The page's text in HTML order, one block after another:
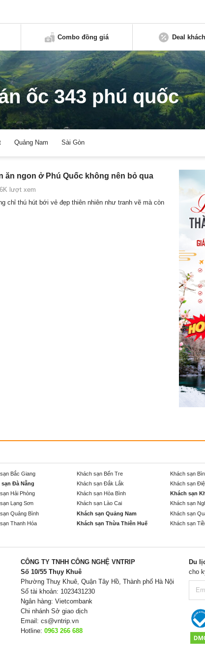
Combo đồng giá Deal
ốc 343 phú quốc
Quảng Nam Sài Gòn
ăn ngon ở Phú Quốc không nên bỏ qua
lượt xem
chỉ thú hút bới vẻ đẹp thiên nhiên như tranh vẽ mà còn
Bắc Giang Khách sạn Bến Tre Khách sạn
sạn Đà Nẵng Khách sạn Đắk Lắk Khách sạn
Hải Phòng Khách sạn Hòa Bình Khách sạn
Lạng Sơn Khách sạn Lào Cai Khách sạn
Quảng Bình Khách sạn Quảng Nam Khách sạn
Thanh Hóa Khách sạn Thừa Thiên Huế Khách sạn
CÔNG TY TNHH CÔNG NGHỆ VNTRIP
Số 10/55 Thụy Khuê
Phường Thuỵ Khuê, Quận Tây Hồ, Thành phố Hà Nội
Số tài khoản: 1023431230
Ngân hàng: Vietcombank
Chi nhánh Sở giao dịch
Email: cs@vntrip.vn
Hotline: 0963 266 688
Du
cho